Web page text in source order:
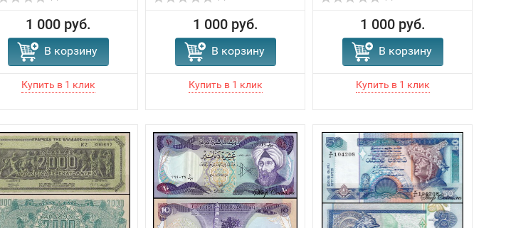
1 000 руб.
В корзину
1 000 руб.
В корзину
1 000 руб.
В корзину